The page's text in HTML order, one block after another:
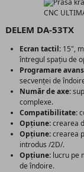
DELEM DA-53TX
Ecran tactil: 15",
întregul spațiu de
Programare
secvenței de
Număr de axe:
complexe.
Compatibilitate:
Opțiune:crearea
Opțiune:crearea
introdus /2D/.
Opțiune: lucru pe
de îndoire.